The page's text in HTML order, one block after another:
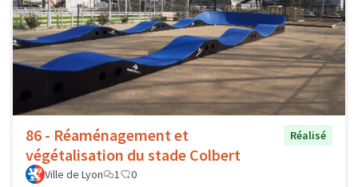
86 - Réaménagement et
végétalisation du stade Colbert
Réalisé
Ville de Lyon 1 0